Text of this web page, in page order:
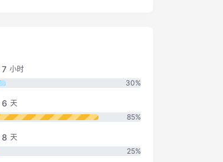
7 小时
30%
6 天
85%
8 天
25%